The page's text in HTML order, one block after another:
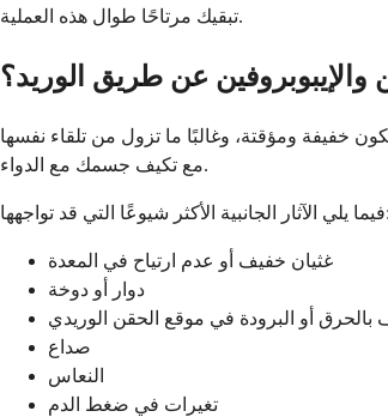
تبقيك مرتاحًا طوال هذه العملية.
والإيبوبروفين عن طريق الوريد؟
خفيفة ومؤقتة، وغالبًا ما تزول من تلقاء نفسها
مع تكيف جسمك مع الدواء.
فيما يلي الآثار الجانبية الأكثر شيوعًا التي قد تواجهها:
غثيان خفيف أو عدم ارتياح في المعدة
دوار أو دوخة
أو البرودة في موقع الحقن الوريدي
صداع
النعاس
تغيرات في ضغط الدم